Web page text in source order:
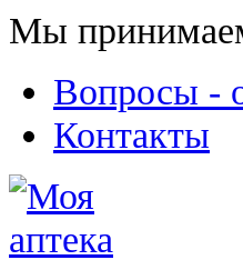
Мы
Вопросы -
Контакты